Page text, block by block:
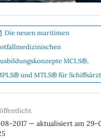
Die neuen maritimen
MCLS®,
und MTLS® für
2017 — aktualisiert am 29-